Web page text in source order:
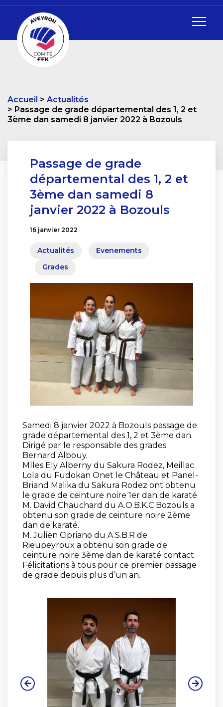
Accueil
Actualités
Passage de grade départemental des 1, 2 et
3ème dan samedi 8 janvier 2022 à Bozouls
Passage de grade
départemental des 1, 2 et
3ème dan samedi 8
janvier 2022 à Bozouls
16 janvier 2022
Actualités
Evenements
Grades
Samedi 8 janvier 2022 à Bozouls passage de
grade départemental des 1, 2 et 3ème dan.
Dirigé par le responsable des grades
Bernard Albouy.
Mlles Ely Alberny du Sakura Rodez, Meillac
Lola du Fudokan Onet le Château et Panel-
Briand Malika du Sakura Rodez ont obtenu
le grade de ceinture noire 1er dan de karaté.
M. David Chauchard du A.O.B.K.C Bozouls a
obtenu son grade de ceinture noire 2ème
dan de karaté.
M. Julien Cipriano du A.S.B.R de
Rieupeyroux a obtenu son grade de
ceinture noire 3ème dan de karaté contact.
Félicitations à tous pour ce premier passage
de grade depuis plus d’un an.